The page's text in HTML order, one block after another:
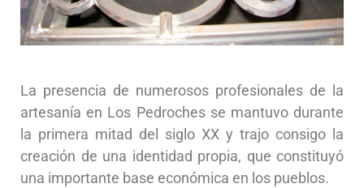
La presencia de numerosos profesionales de la
artesanía en Los Pedroches se mantuvo durante
la primera mitad del siglo XX y trajo consigo la
creación de una identidad propia, que constituyó
una importante base económica en los pueblos.